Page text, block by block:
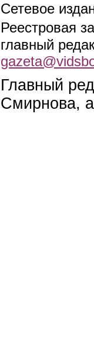
Сетевое
Реестровая
главный
Главный
Смирнова,